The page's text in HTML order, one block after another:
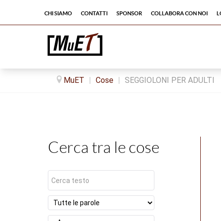
Chi siamo Contatti Sponsor Collabora con noi
MuET | Cose | SEGGIOLONI PER ADULTI
Cerca tra le cose